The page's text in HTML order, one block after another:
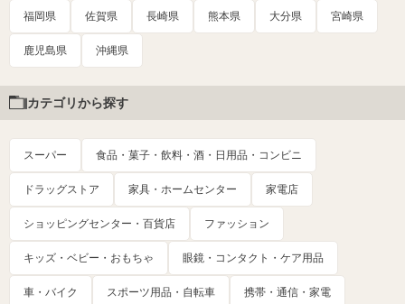
福岡県 佐賀県 長崎県 熊本県 大分県 宮崎県
鹿児島県 沖縄県
カテゴリから探す
スーパー 食品・菓子・飲料・酒・日用品・コンビニ
ドラッグストア 家具・ホームセンター 家電店
ショッピングセンター・百貨店 ファッション
キッズ・ベビー・おもちゃ 眼鏡・コンタクト・ケア用品
車・バイク スポーツ用品・自転車 携帯・通信・家電